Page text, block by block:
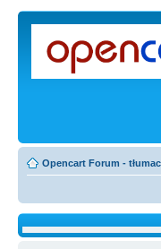
Opencart Forum -